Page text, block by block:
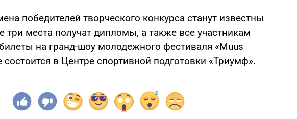
победителей творческого конкурса станут известны
три места получат дипломы, а также все участникам
на гранд-шоу молодежного фестиваля «Muus
состоится в Центре спортивной подготовки «Триумф».